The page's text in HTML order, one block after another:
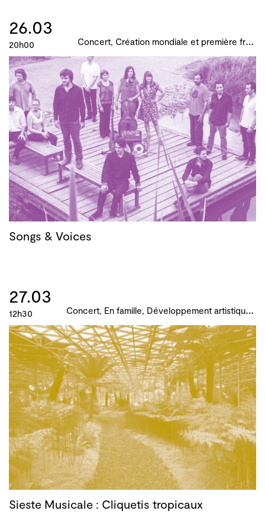
26.03
20h00 C
oncert, Création mondiale et première française, B!ME 2024
Songs & Voices
27.03
12h30 C
oncert, En famille, Développement artistique et culturel des territoires, Actions culturelles, B!ME 2024
Sieste Musicale : Cliquetis tropicaux